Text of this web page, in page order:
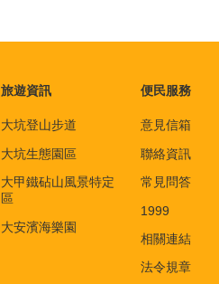
旅遊資訊
大坑登山步道
大坑生態園區
大甲鐵砧山風景特定
區
大安濱海樂園
便民服務
意見信箱
聯絡資訊
常見問答
1999
相關連結
法令規章